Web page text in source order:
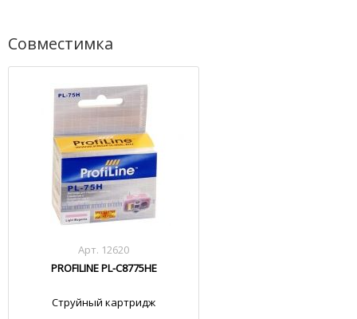
Совместимка
Арт. 12620
PROFILINE PL-C8775HE
Струйный картридж